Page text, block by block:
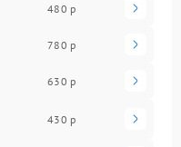
480 р
780 р
630 р
430 р